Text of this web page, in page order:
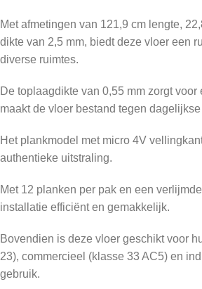
Met afmetingen van 121,9 cm lengte,
dikte van 2,5 mm, biedt deze vloer een
diverse ruimtes.
De toplaagdikte van 0,55 mm zorgt voor
maakt de vloer bestand tegen
Het plankmodel met micro 4V
authentieke uitstraling.
Met 12 planken per pak en een
installatie efficiënt en gemakkelijk.
Bovendien is deze vloer geschikt voor
23), commercieel (klasse 33 AC5) en
gebruik.